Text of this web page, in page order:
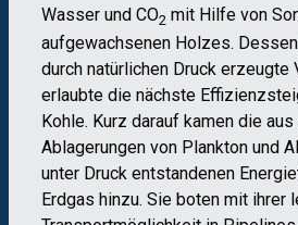
Wasser und CO2 mit Hilfe von
aufgewachsenen Holzes.
durch natürlichen Druck erzeugte
erlaubte die nächste
Kohle. Kurz darauf kamen die
Ablagerungen von Plankton und
unter Druck entstandenen
Erdgas hinzu. Sie boten mit ihrer